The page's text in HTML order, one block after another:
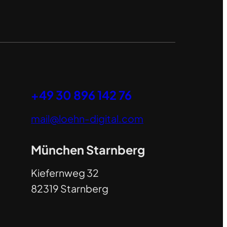
+49 30 896 142 76
mail@loehn-digital.com
München Starnberg
Kiefernweg 32
82319 Starnberg